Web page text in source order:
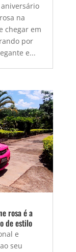
na
chegar em
por
e...
rosa é a
de estilo
e
seu